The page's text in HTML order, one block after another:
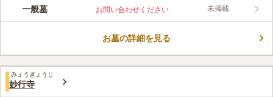
正法院は､天平2年(西暦730)に創建され、歴史深い由緒正しい寺
銘石が並ぶ墓所はまさに圧巻です。都心にありながら、広々とし
口コミ評価
この霊園はまだ誰からも評価されていません。
一般墓 お問い合わせください 未掲載
お墓の詳細を見る
みょうぎょうじ
妙行寺